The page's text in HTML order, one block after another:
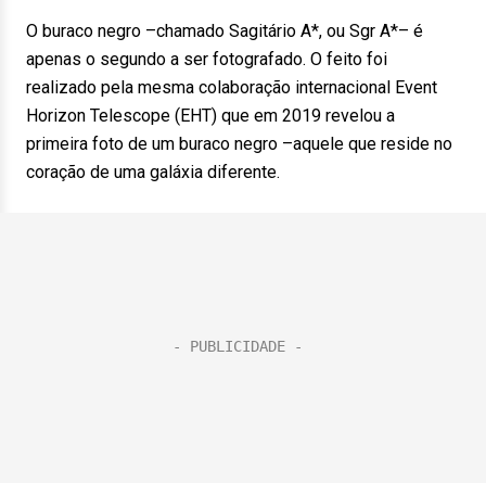
O buraco negro –chamado Sagitário A*, ou Sgr A*– é
apenas o segundo a ser fotografado. O feito foi
realizado pela mesma colaboração internacional Event
Horizon Telescope (EHT) que em 2019 revelou a
primeira foto de um buraco negro –aquele que reside no
coração de uma galáxia diferente.